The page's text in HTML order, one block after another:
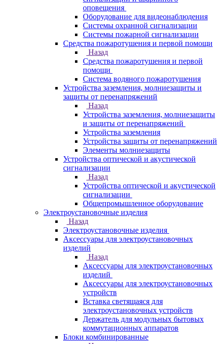
оповещения
Оборудование для видеонаблюдения
Системы охранной сигнализации
Системы пожарной сигнализации
Средства пожаротушения и первой помощи
Назад
Средства пожаротушения и первой
помощи
Система водяного пожаротушения
Устройства заземления, молниезащиты и
защиты от перенапряжений
Назад
Устройства заземления, молниезащиты
и защиты от перенапряжений
Устройства заземления
Устройства защиты от перенапряжений
Элементы молниезащиты
Устройства оптической и акустической
сигнализации
Назад
Устройства оптической и акустической
сигнализации
Общепромышленное оборудование
Электроустановочные изделия
Назад
Электроустановочные изделия
Аксессуары для электроустановочных
изделий
Назад
Аксессуары для электроустановочных
изделий
Аксессуары для электроустановочных
устройств
Вставка светящаяся для
электроустановочных устройств
Держатель для модульных бытовых
коммутационных аппаратов
Блоки комбинированные